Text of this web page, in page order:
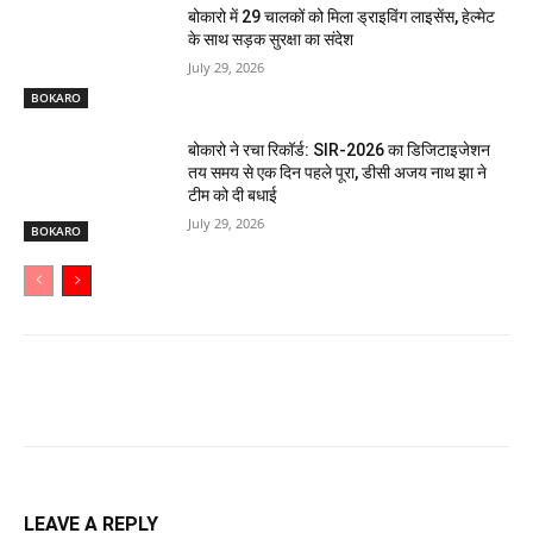
BOKARO
बोकारो में 29 चालकों को मिला ड्राइविंग लाइसेंस, हेल्मेट
के साथ सड़क सुरक्षा का संदेश
July 29, 2026
BOKARO
बोकारो ने रचा रिकॉर्ड: SIR-2026 का डिजिटाइजेशन
तय समय से एक दिन पहले पूरा, डीसी अजय नाथ झा ने
टीम को दी बधाई
July 29, 2026
LEAVE A REPLY